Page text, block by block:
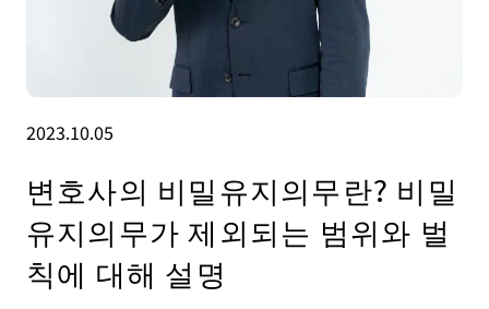
2023.10.05
변호사의 비밀유지의무란? 비밀
유지의무가 제외되는 범위와 벌
칙에 대해 설명